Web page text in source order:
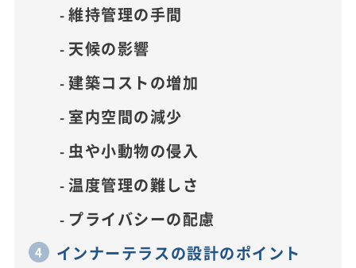
維持管理の手間
天候の影響
建築コストの増加
室内空間の減少
虫や小動物の侵入
温度管理の難しさ
プライバシーの配慮
インナーテラスの設計のポイント